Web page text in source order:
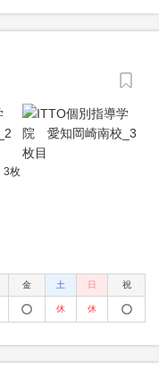
3枚
金 土 日 祝
休 休